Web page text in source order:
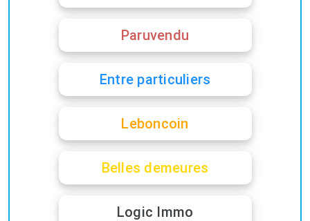
Paruvendu
Entre particuliers
Leboncoin
Belles demeures
Logic Immo